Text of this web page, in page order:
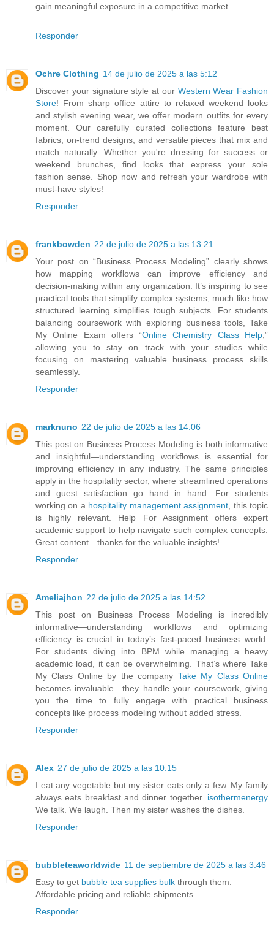
gain meaningful exposure in a competitive market.
Responder
Ochre Clothing 14 de julio de 2025 a las 5:12
Discover your signature style at our Western Wear Fashion
Store! From sharp office attire to relaxed weekend looks
and stylish evening wear, we offer modern outfits for every
moment. Our carefully curated collections feature best
fabrics, on-trend designs, and versatile pieces that mix and
match naturally. Whether you're dressing for success or
weekend brunches, find looks that express your sole
fashion sense. Shop now and refresh your wardrobe with
must-have styles!
Responder
frankbowden 22 de julio de 2025 a las 13:21
Your post on “Business Process Modeling” clearly shows
how mapping workflows can improve efficiency and
decision-making within any organization. It’s inspiring to see
practical tools that simplify complex systems, much like how
structured learning simplifies tough subjects. For students
balancing coursework with exploring business tools, Take
My Online Exam offers “Online Chemistry Class Help ,”
allowing you to stay on track with your studies while
focusing on mastering valuable business process skills
seamlessly.
Responder
marknuno 22 de julio de 2025 a las 14:06
This post on Business Process Modeling is both informative
and insightful—understanding workflows is essential for
improving efficiency in any industry. The same principles
apply in the hospitality sector, where streamlined operations
and guest satisfaction go hand in hand. For students
working on a hospitality management assignment , this topic
is highly relevant. Help For Assignment offers expert
academic support to help navigate such complex concepts.
Great content—thanks for the valuable insights!
Responder
Ameliajhon 22 de julio de 2025 a las 14:52
This post on Business Process Modeling is incredibly
informative—understanding workflows and optimizing
efficiency is crucial in today’s fast-paced business world.
For students diving into BPM while managing a heavy
academic load, it can be overwhelming. That’s where Take
My Class Online by the company Take My Class Online
becomes invaluable—they handle your coursework, giving
you the time to fully engage with practical business
concepts like process modeling without added stress.
Responder
Alex 27 de julio de 2025 a las 10:15
I eat any vegetable but my sister eats only a few. My family
always eats breakfast and dinner together. isothermenergy
We talk. We laugh. Then my sister washes the dishes.
Responder
bubbleteaworldwide 11 de septiembre de 2025 a las 3:46
Easy to get bubble tea supplies bulk through them.
Affordable pricing and reliable shipments.
Responder